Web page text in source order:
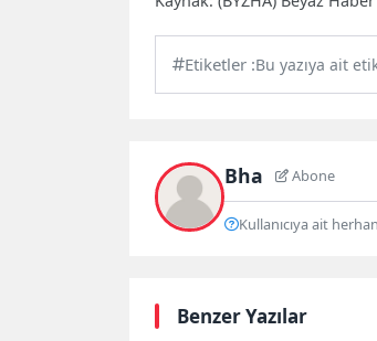
Etiketler :Bu yazıya ait
Bha Abone
Kullanıcıya ait
Benzer Yazılar